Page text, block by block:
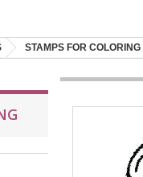
STAMPS FOR COLORING